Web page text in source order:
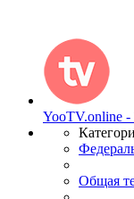
YooTV.online
Общая